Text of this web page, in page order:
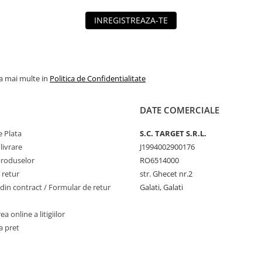
INREGISTREAZA-TE
mai multe in Politica de Confidentialitate
Plata
retur
contract / Formular de retur
online a litigiilor
pret
DATE COMERCIALE
S.C. TARGET S.R.L.
J1994002900176
RO6514000
str. Ghecet nr.2
Galati, Galati